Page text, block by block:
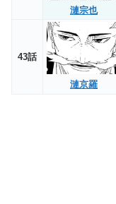
漣宗也
43話
漣京羅